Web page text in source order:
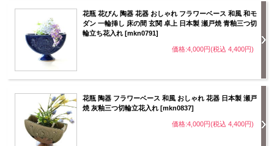
花瓶 花びん 陶器 花器 おしゃれ フラワーベース 和風 和モ
ダン 一輪挿し 床の間 玄関 卓上 日本製 瀬戸焼 青釉三つ切
輪立ち花入れ [mkn0791]
価格:4,000円(税込 4,400円)
花瓶 陶器 フラワーベース 和風 おしゃれ 花器 日本製 瀬戸
焼 灰釉三つ切輪立花入れ [mkn0837]
価格:4,000円(税込 4,400円)